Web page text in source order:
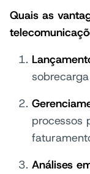
Quais as
processos
Análises